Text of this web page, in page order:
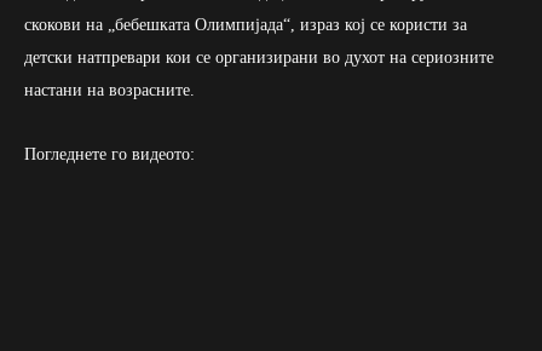
скокови на „бебешката Олимпијада“, израз кој се користи за
детски натпревари кои се организирани во духот на сериозните
настани на возрасните.
Погледнете го видеото: